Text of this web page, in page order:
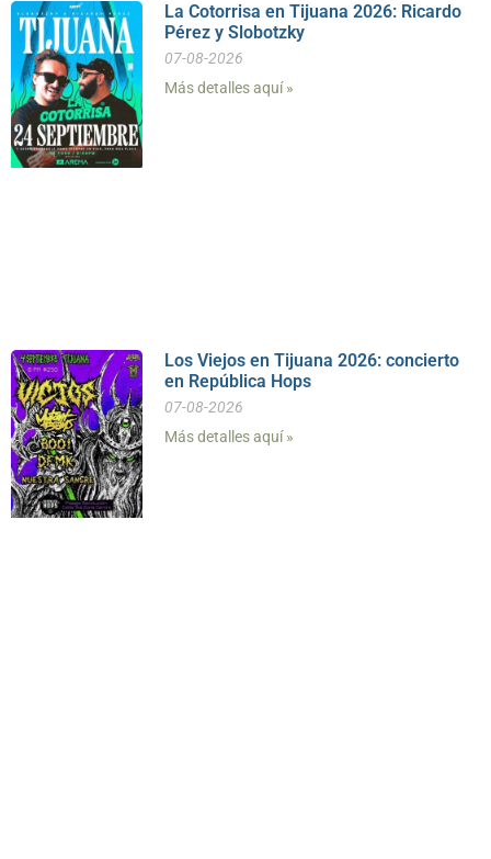
La Cotorrisa en Tijuana 2026: Ricardo
Pérez y Slobotzky
07-08-2026
Más detalles aquí »
Los Viejos en Tijuana 2026: concierto
en República Hops
07-08-2026
Más detalles aquí »